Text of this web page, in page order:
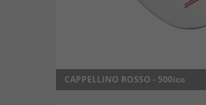
CAPPELLINO ROSSO - 500ico